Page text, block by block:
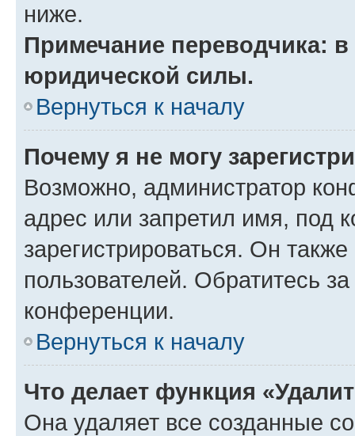
ниже.
Примечание переводчика:
юридической силы.
Вернуться к началу
Почему я не могу
Возможно, администратор
адрес или запретил имя, под
зарегистрироваться. Он
пользователей. Обратитесь
конференции.
Вернуться к началу
Что делает функция
Она удаляет все созданные